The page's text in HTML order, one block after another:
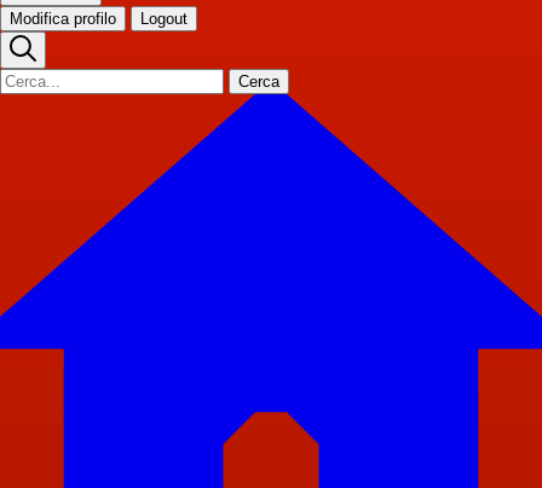
Modifica profilo Logout
Cerca